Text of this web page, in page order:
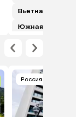
Вьетнам
Южная Корея
Россия